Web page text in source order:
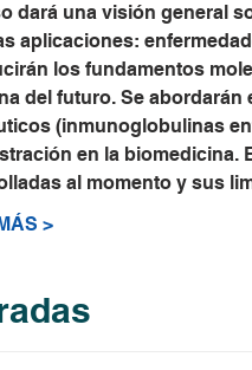
dará una visión general
aplicaciones:
los fundamentos
del futuro. Se
(inmunoglobulinas
en la biomedicina.
al momento y sus
>